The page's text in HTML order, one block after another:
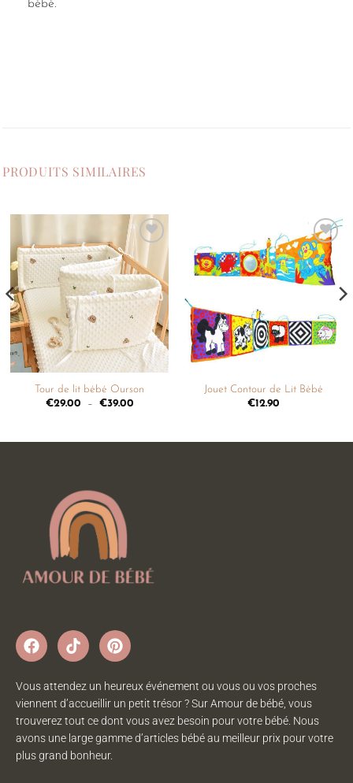
bébé.
PRODUITS SIMILAIRES
Ajouter
à la
liste de
souhaits
Tour de lit bébé Ourson
€29.00 – €39.00
Ajouter
à la
liste de
souhaits
Jouet Contour de Lit Bébé
€12.90
Vous attendez un heureux événement ou vous ou vos proches
viennent d’accueillir un petit trésor ? Sur Amour de bébé, vous
trouverez tout ce dont vous avez besoin pour votre bébé. Nous
avons une large gamme d’articles bébé au meilleur prix pour votre
plus grand bonheur.